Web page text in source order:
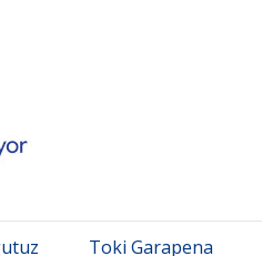
Toki Garapena